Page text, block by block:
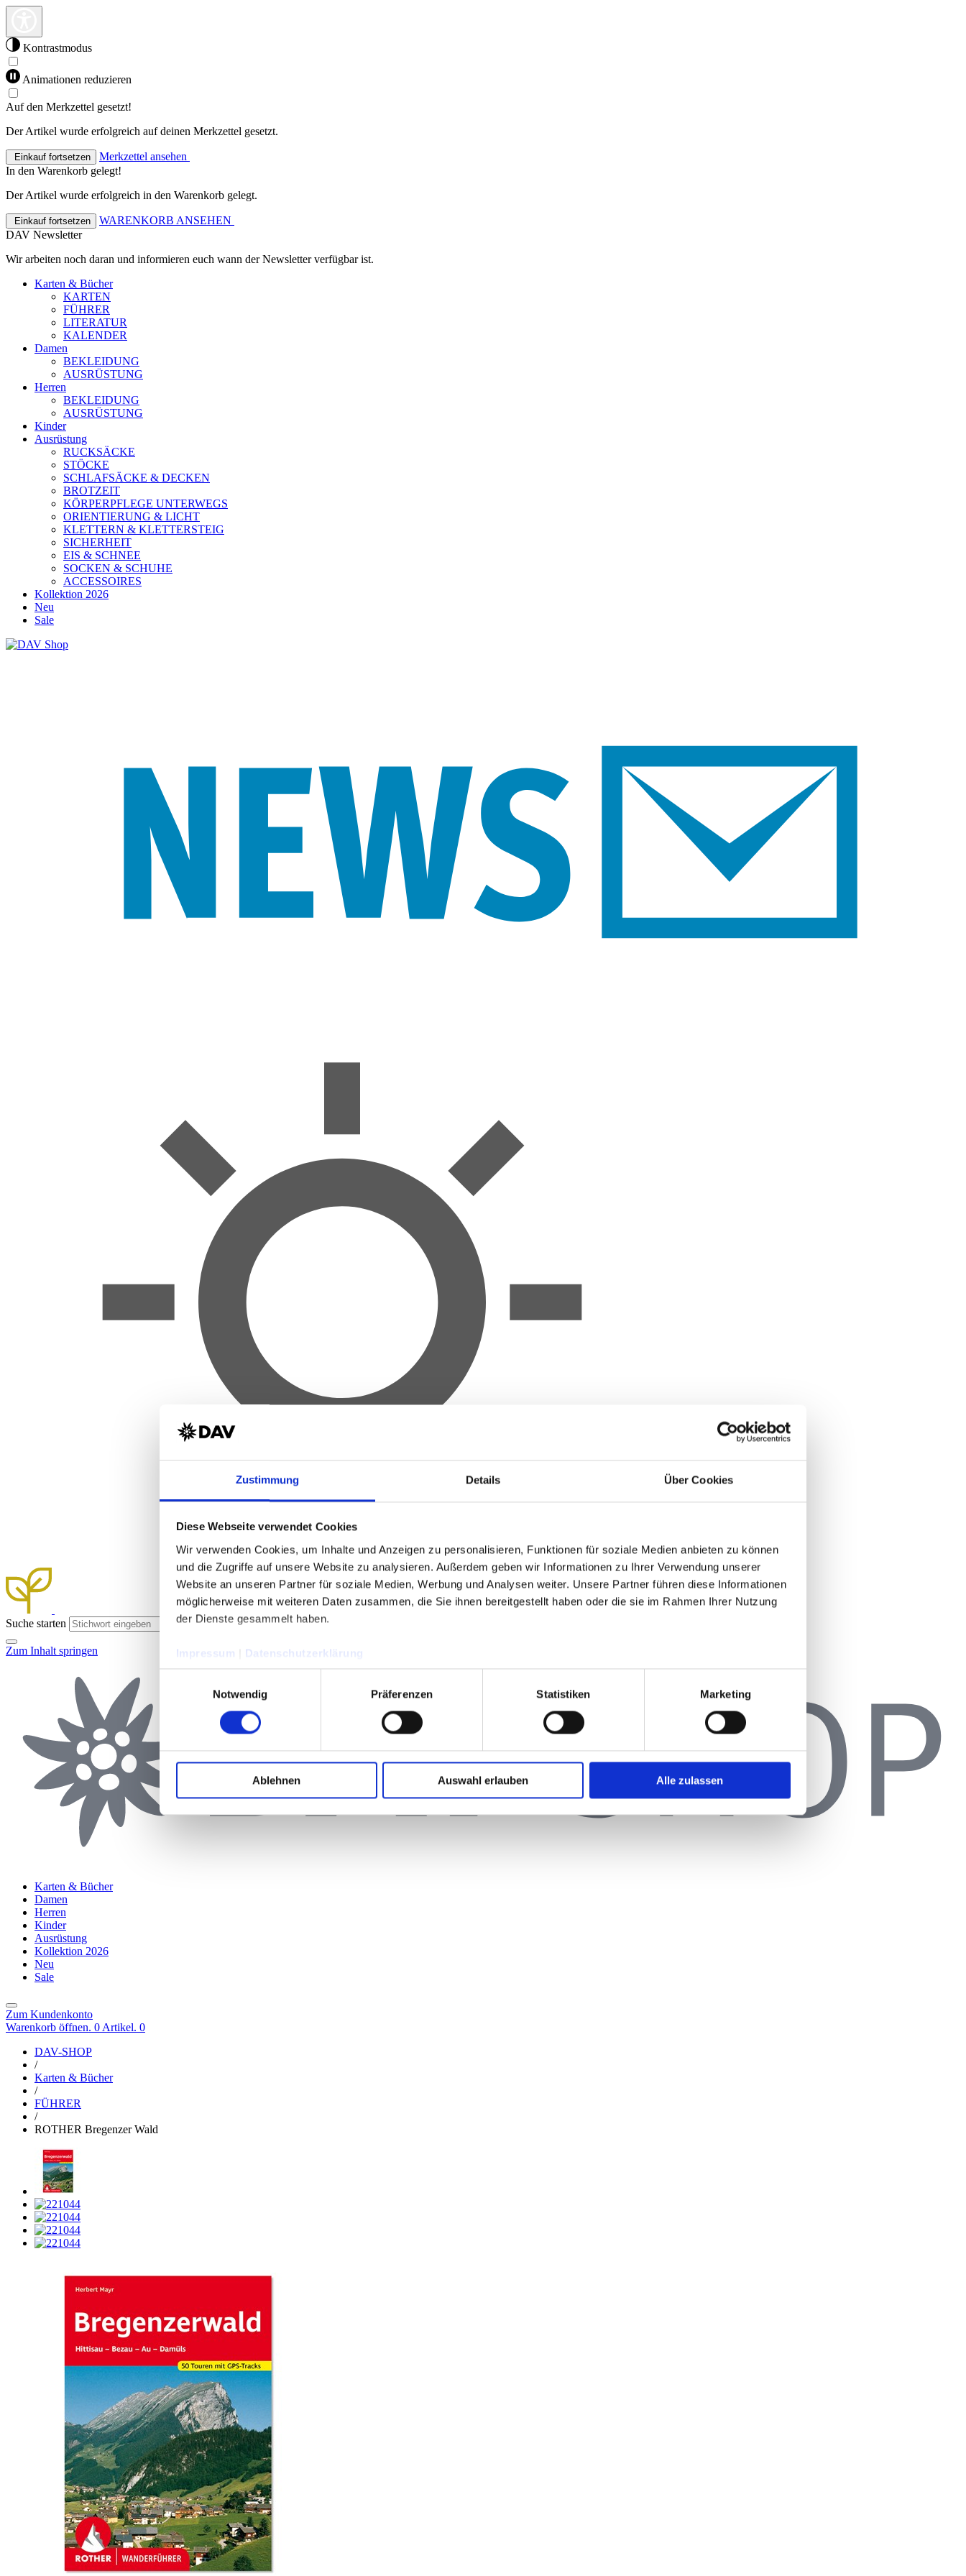
Zustimmung Details Über Cookies
Diese Webseite verwendet Cookies
Wir verwenden Cookies, um Inhalte und Anzeigen zu personalisieren, Funktionen für soziale Medien anbieten zu können
und die Zugriffe auf unsere Website zu analysieren. Außerdem geben wir Informationen zu Ihrer Verwendung unserer
Website an unseren Partner für soziale Medien, Werbung und Analysen weiter. Unsere Partner führen diese Informationen
möglicherweise mit weiteren Daten zusammen, die Sie ihnen bereitgestellt haben oder die sie im Rahmen Ihrer Nutzung
der Dienste gesammelt haben.
Impressum
Datenschutzerklärung
Notwendig
Präferenzen Statistiken Marketing
Ablehnen Auswahl erlauben Alle zulassen
Kontrastmodus
Animationen reduzieren
Auf den Merkzettel gesetzt!
Der Artikel wurde erfolgreich auf deinen Merkzettel gesetzt.
Einkauf fortsetzen
Merkzettel ansehen
In den Warenkorb gelegt!
Der Artikel wurde erfolgreich in den Warenkorb gelegt.
Einkauf fortsetzen
WARENKORB ANSEHEN
DAV Newsletter
Wir arbeiten noch daran und informieren euch wann der Newsletter verfügbar ist.
Karten & Bücher
KARTEN
FÜHRER
LITERATUR
KALENDER
Damen
BEKLEIDUNG
AUSRÜSTUNG
Herren
BEKLEIDUNG
AUSRÜSTUNG
Kinder
Ausrüstung
RUCKSÄCKE
STÖCKE
SCHLAFSÄCKE & DECKEN
BROTZEIT
KÖRPERPFLEGE UNTERWEGS
ORIENTIERUNG & LICHT
KLETTERN & KLETTERSTEIG
SICHERHEIT
EIS & SCHNEE
SOCKEN & SCHUHE
ACCESSOIRES
Kollektion 2026
Neu
Sale
Suche starten
Zum Inhalt springen
Karten & Bücher
Damen
Herren
Kinder
Ausrüstung
Kollektion 2026
Neu
Sale
Zum Kundenkonto
Warenkorb öffnen. 0 Artikel. 0
DAV-SHOP
/
Karten & Bücher
/
FÜHRER
/
ROTHER Bregenzer Wald